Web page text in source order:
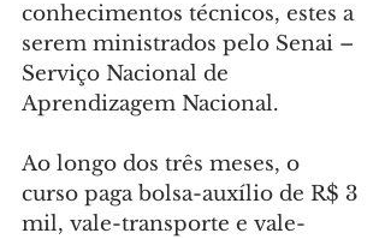
conhecimentos técnicos, estes a
serem ministrados pelo Senai –
Serviço Nacional de
Aprendizagem Nacional.
Ao longo dos três meses, o
curso paga bolsa-auxílio de R$ 3
mil, vale-transporte e vale-